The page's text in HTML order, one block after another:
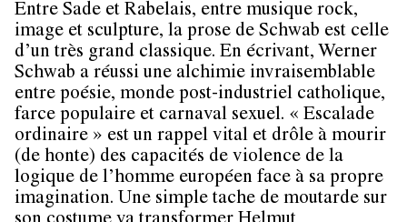
Entre Sade et Rabelais, entre musique rock,
image et sculpture, la prose de Schwab est celle
d’un très grand classique. En écrivant, Werner
Schwab a réussi une alchimie invraisemblable
entre poésie, monde post-industriel catholique,
farce populaire et carnaval sexuel. « Escalade
ordinaire » est un rappel vital et drôle à mourir
(de honte) des capacités de violence de la
logique de l’homme européen face à sa propre
imagination. Une simple tache de moutarde sur